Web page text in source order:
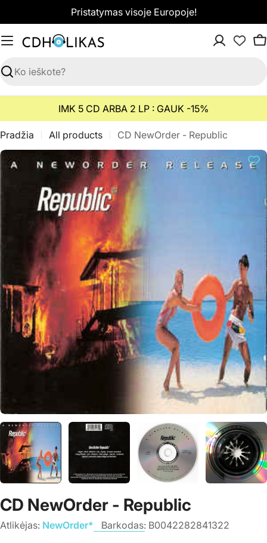
prie
turinio
Pristatymas visoje Europoje!
Paieška
IMK 5 CD ARBA 2 LP : GAUK -15%
Pradžia All products CD NewOrder - Republic
CD NewOrder - Republic
Atlikėjas: NewOrder* Barkodas: B0042282841322